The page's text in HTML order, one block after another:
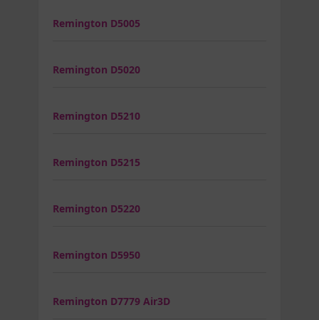
Remington D5005
Remington D5020
Remington D5210
Remington D5215
Remington D5220
Remington D5950
Remington D7779 Air3D